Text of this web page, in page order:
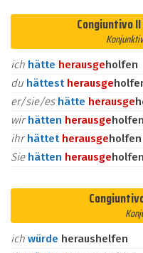
Congiuntivo
ich hätte herausgeholfen
du hättest herausge
er/sie/es hätte herausge
wirhätten herausgeholfen
ihrhättet herausgeholfen
Sie hätten herausgeholfen
ich würde heraushelfen